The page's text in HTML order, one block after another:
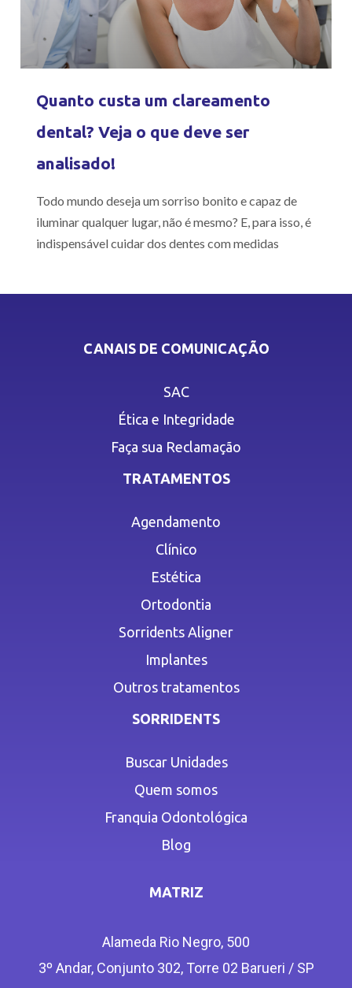
Quanto custa um clareamento
dental? Veja o que deve ser
analisado!
Todo mundo deseja um sorriso bonito e capaz de
iluminar qualquer lugar, não é mesmo? E, para isso, é
indispensável cuidar dos dentes com medidas
CANAIS DE COMUNICAÇÃO
SAC
Ética e Integridade
Faça sua Reclamação
TRATAMENTOS
Agendamento
Clínico
Estética
Ortodontia
Sorridents Aligner
Implantes
Outros tratamentos
SORRIDENTS
Buscar Unidades
Quem somos
Franquia Odontológica
Blog
MATRIZ
Alameda Rio Negro, 500
3º Andar, Conjunto 302, Torre 02 Barueri / SP